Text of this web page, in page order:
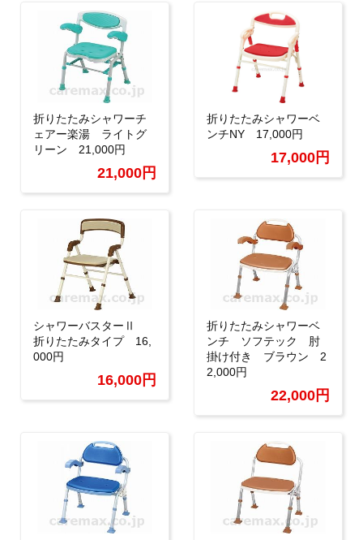
折りたたみシャワーチ
ェアー楽湯 ライトグ
リーン 21,000円
21,000円
折りたたみシャワーベ
ンチNY 17,000円
17,000円
シャワーバスターⅡ
折りたたみタイプ 16,
000円
16,000円
折りたたみシャワーベ
ンチ ソフテック 肘
掛け付き ブラウン 2
2,000円
22,000円